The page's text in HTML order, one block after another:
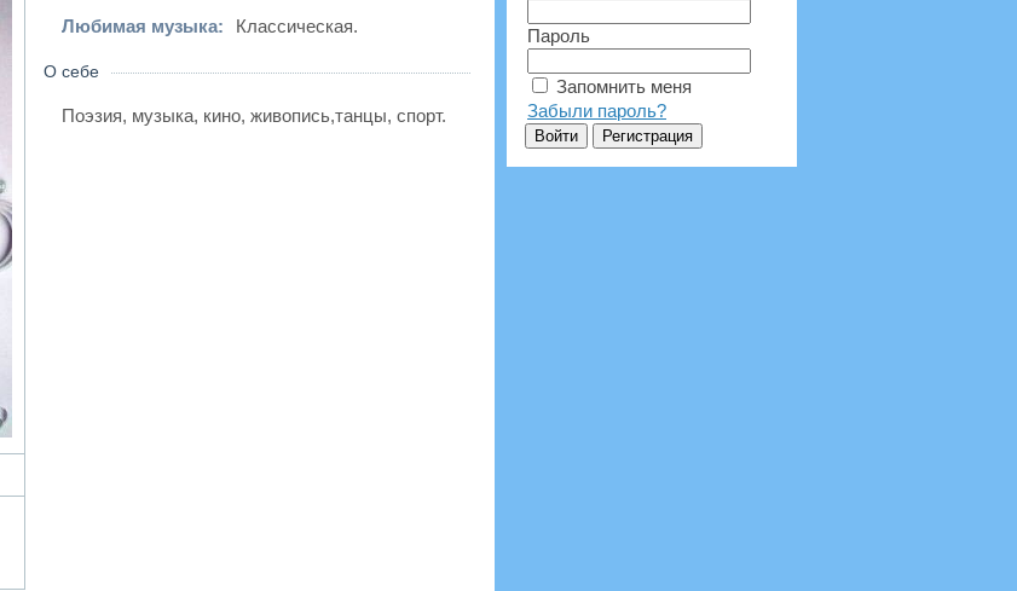
Любимая музыка: Классическая.
О себе
Поэзия, музыка, кино, живопись,танцы, спорт.
Пароль
Запомнить меня
Забыли пароль?